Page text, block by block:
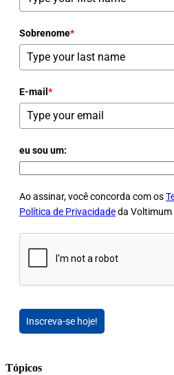
Sobrenome*
E-mail *
eu sou um:
Ao assinar, você concorda com os
Política de Privacidadeda Voltimum
Inscreva-se hoje!
Tópicos